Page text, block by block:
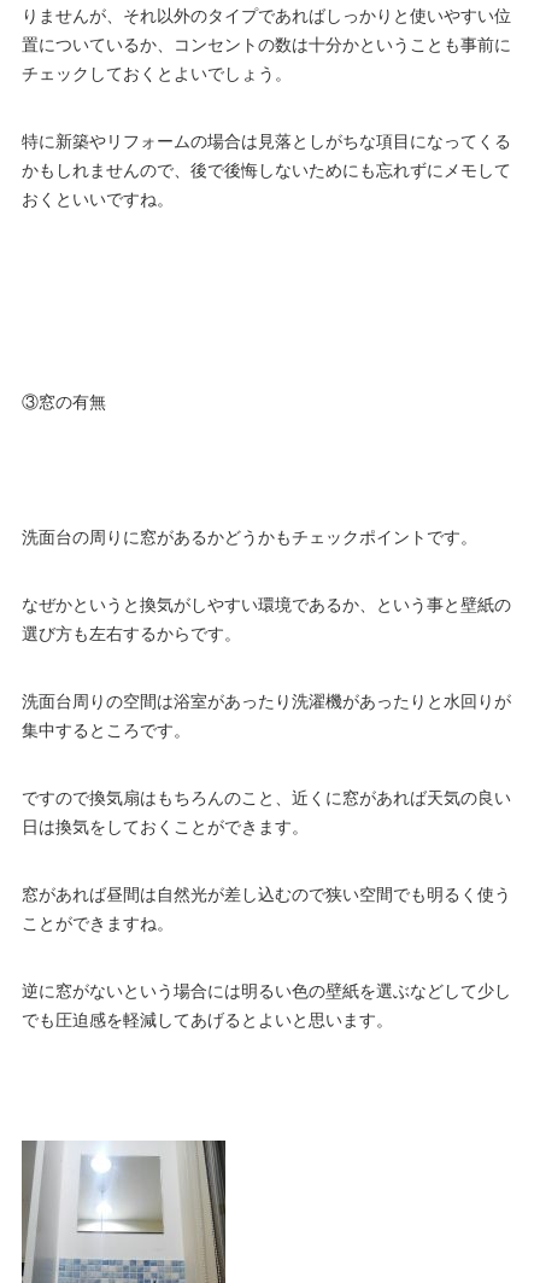
りませんが、それ以外のタイプであればしっかりと使いやすい位
置についているか、コンセントの数は十分かということも事前に
チェックしておくとよいでしょう。
特に新築やリフォームの場合は見落としがちな項目になってくる
かもしれませんので、後で後悔しないためにも忘れずにメモして
おくといいですね。
③窓の有無
洗面台の周りに窓があるかどうかもチェックポイントです。
なぜかというと換気がしやすい環境であるか、という事と壁紙の
選び方も左右するからです。
洗面台周りの空間は浴室があったり洗濯機があったりと水回りが
集中するところです。
ですので換気扇はもちろんのこと、近くに窓があれば天気の良い
日は換気をしておくことができます。
窓があれば昼間は自然光が差し込むので狭い空間でも明るく使う
ことができますね。
逆に窓がないという場合には明るい色の壁紙を選ぶなどして少し
でも圧迫感を軽減してあげるとよいと思います。